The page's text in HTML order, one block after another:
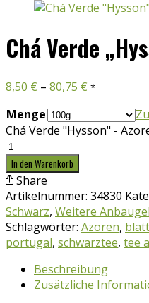
Chá Verde
8,50 € – 80,75 € *
Menge
Chá Verde "Hysson" -
In den Warenkorb
Share
Artikelnummer: 34830
Schwarz, Weitere
Schlagwörter: Azoren,
portugal, schwarztee, tee
Beschreibung
Zusätzliche